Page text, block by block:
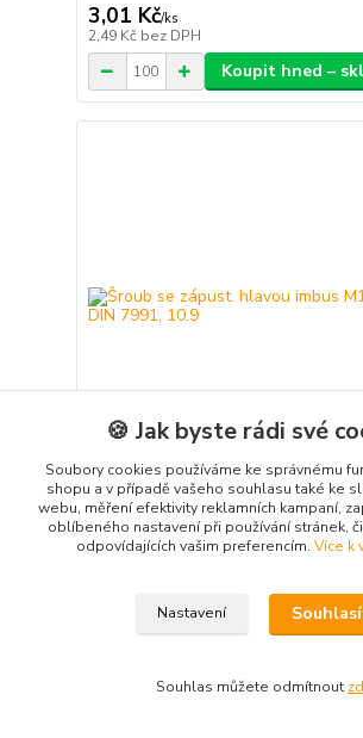
3,01 Kč/ks
2,49 Kč bez DPH
Koupit hned –
Šroub se zápust. hlavou imbus
7991, 10.9
2,94 Kč/ks
Koupit hned –
🍪 Jak byste rádi své
Soubory cookies používáme ke správnému
shopu a v případě vašeho souhlasu také ke
webu, měření efektivity reklamních kampaní,
oblíbeného nastavení při používání stránek,
odpovídajících vašim preferencím. Více k
Nastavení
Souhlas můžete odmítnout